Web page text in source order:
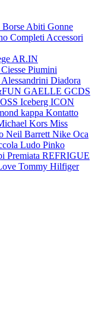
Borse Abiti Gonne
Completi Accessori
AR.IN
Ciesse Piumini
Diadora
GAELLE GCDS
Iceberg ICON
kappa Kontatto
Kors Miss
Neil Barrett Nike Oca
Ludo Pinko
Premiata REFRIGUE
Tommy Hilfiger